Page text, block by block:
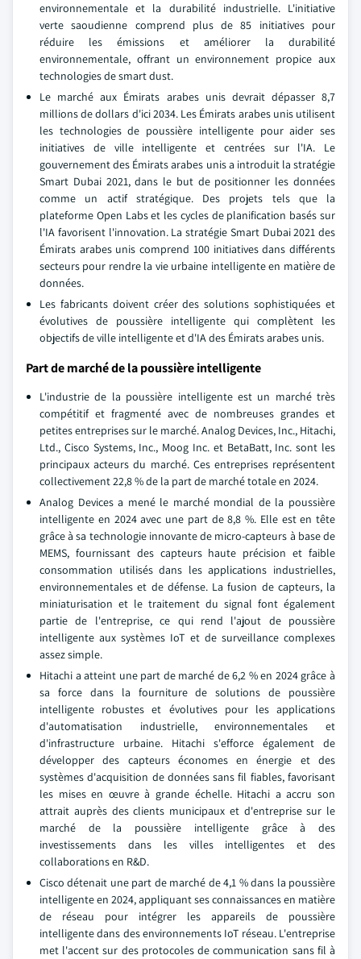
environnementale et la durabilité industrielle. L'initiative
verte saoudienne comprend plus de 85 initiatives pour
réduire les émissions et améliorer la durabilité
environnementale, offrant un environnement propice aux
technologies de smart dust.
Le marché aux Émirats arabes unis devrait dépasser 8,7
millions de dollars d'ici 2034. Les Émirats arabes unis utilisent
les technologies de poussière intelligente pour aider ses
initiatives de ville intelligente et centrées sur l'IA. Le
gouvernement des Émirats arabes unis a introduit la stratégie
Smart Dubai 2021, dans le but de positionner les données
comme un actif stratégique. Des projets tels que la
plateforme Open Labs et les cycles de planification basés sur
l'IA favorisent l'innovation. La stratégie Smart Dubai 2021 des
Émirats arabes unis comprend 100 initiatives dans différents
secteurs pour rendre la vie urbaine intelligente en matière de
données.
Les fabricants doivent créer des solutions sophistiquées et
évolutives de poussière intelligente qui complètent les
objectifs de ville intelligente et d'IA des Émirats arabes unis.
Part de marché de la poussière intelligente
L'industrie de la poussière intelligente est un marché très
compétitif et fragmenté avec de nombreuses grandes et
petites entreprises sur le marché. Analog Devices, Inc., Hitachi,
Ltd., Cisco Systems, Inc., Moog Inc. et BetaBatt, Inc. sont les
principaux acteurs du marché. Ces entreprises représentent
collectivement 22,8 % de la part de marché totale en 2024.
Analog Devices a mené le marché mondial de la poussière
intelligente en 2024 avec une part de 8,8 %. Elle est en tête
grâce à sa technologie innovante de micro-capteurs à base de
MEMS, fournissant des capteurs haute précision et faible
consommation utilisés dans les applications industrielles,
environnementales et de défense. La fusion de capteurs, la
miniaturisation et le traitement du signal font également
partie de l'entreprise, ce qui rend l'ajout de poussière
intelligente aux systèmes IoT et de surveillance complexes
assez simple.
Hitachi a atteint une part de marché de 6,2 % en 2024 grâce à
sa force dans la fourniture de solutions de poussière
intelligente robustes et évolutives pour les applications
d'automatisation industrielle, environnementales et
d'infrastructure urbaine. Hitachi s'efforce également de
développer des capteurs économes en énergie et des
systèmes d'acquisition de données sans fil fiables, favorisant
les mises en œuvre à grande échelle. Hitachi a accru son
attrait auprès des clients municipaux et d'entreprise sur le
marché de la poussière intelligente grâce à des
investissements dans les villes intelligentes et des
collaborations en R&D.
Cisco détenait une part de marché de 4,1 % dans la poussière
intelligente en 2024, appliquant ses connaissances en matière
de réseau pour intégrer les appareils de poussière
intelligente dans des environnements IoT réseau. L'entreprise
met l'accent sur des protocoles de communication sans fil à